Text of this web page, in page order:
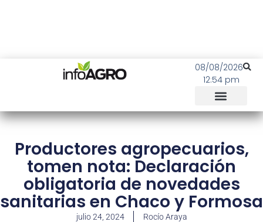
08/08/2026
12:54 pm
Productores agropecuarios,
tomen nota: Declaración
obligatoria de novedades
sanitarias en Chaco y Formosa
julio 24, 2024 Rocío Araya